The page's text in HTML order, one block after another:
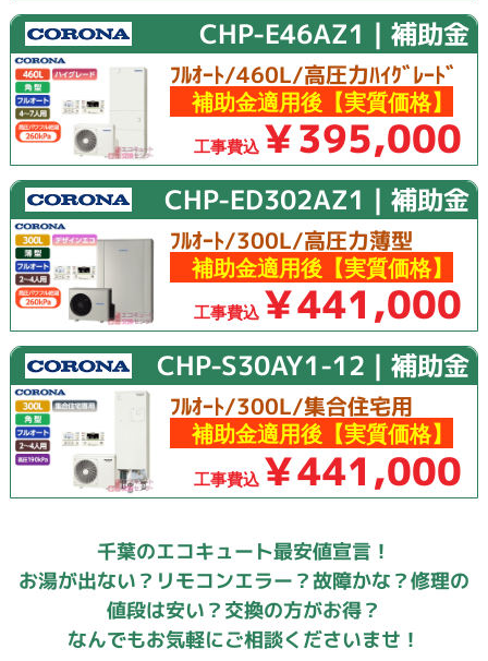
CHP-E46AZ1｜補助金
ﾌﾙｵｰﾄ/460L/高圧力ﾊｲｸﾞﾚｰﾄﾞ
補助金適用後【実質価格】
工事費込 ￥395,000
CHP-ED302AZ1｜補助金
ﾌﾙｵｰﾄ/300L/高圧力薄型
補助金適用後【実質価格】
工事費込 ￥441,000
CHP-S30AY1-12｜補助金
ﾌﾙｵｰﾄ/300L/集合住宅用
補助金適用後【実質価格】
工事費込 ￥441,000
千葉のエコキュート最安値宣言！
お湯が出ない？リモコンエラー？故障かな？修理の
値段は安い？交換の方がお得？
なんでもお気軽にご相談くださいませ！